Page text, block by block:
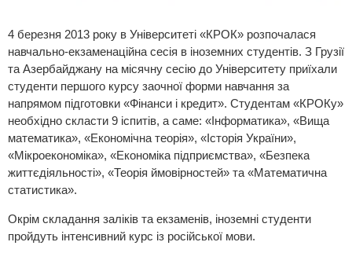
4 березня 2013 року в Університеті «КРОК» розпочалася
навчально-екзаменаційна сесія в іноземних студентів. З Грузії
та Азербайджану на місячну сесію до Університету приїхали
студенти першого курсу заочної форми навчання за
напрямом підготовки «Фінанси і кредит». Студентам «КРОКу»
необхідно скласти 9 іспитів, а саме: «Інформатика», «Вища
математика», «Економічна теорія», «Історія України»,
«Мікроекономіка», «Економіка підприємства», «Безпека
життєдіяльності», «Теорія ймовірностей» та «Математична
статистика».
Окрім складання заліків та екзаменів, іноземні студенти
пройдуть інтенсивний курс із російської мови.